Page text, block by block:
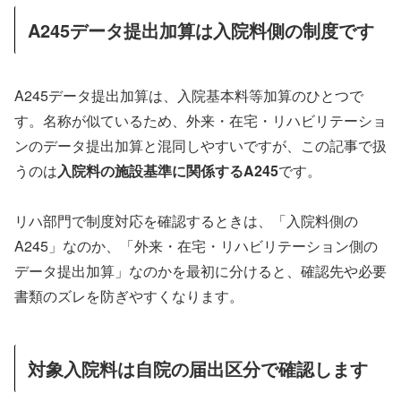
A245データ提出加算は入院料側の制度です
A245データ提出加算は、入院基本料等加算のひとつで
す。名称が似ているため、外来・在宅・リハビリテーショ
ンのデータ提出加算と混同しやすいですが、この記事で扱
うのは入院料の施設基準に関係するA245です。
リハ部門で制度対応を確認するときは、「入院料側の
A245」なのか、「外来・在宅・リハビリテーション側の
データ提出加算」なのかを最初に分けると、確認先や必要
書類のズレを防ぎやすくなります。
対象入院料は自院の届出区分で確認します